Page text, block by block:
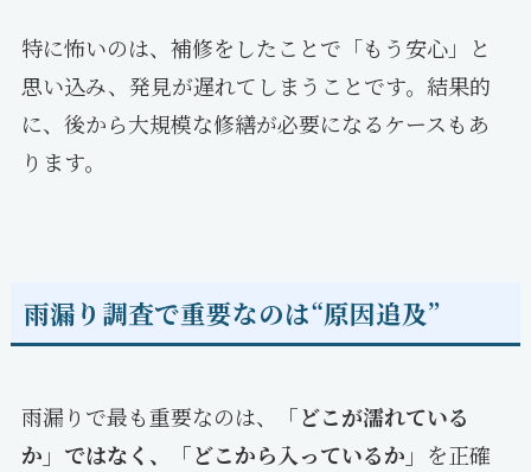
特に怖いのは、補修をしたことで「もう安心」と
思い込み、発見が遅れてしまうことです。結果的
に、後から大規模な修繕が必要になるケースもあ
ります。
雨漏り調査で重要なのは“原因追及”
雨漏りで最も重要なのは、
「どこが濡れている
か」ではなく、「どこから入っているか」 を正確